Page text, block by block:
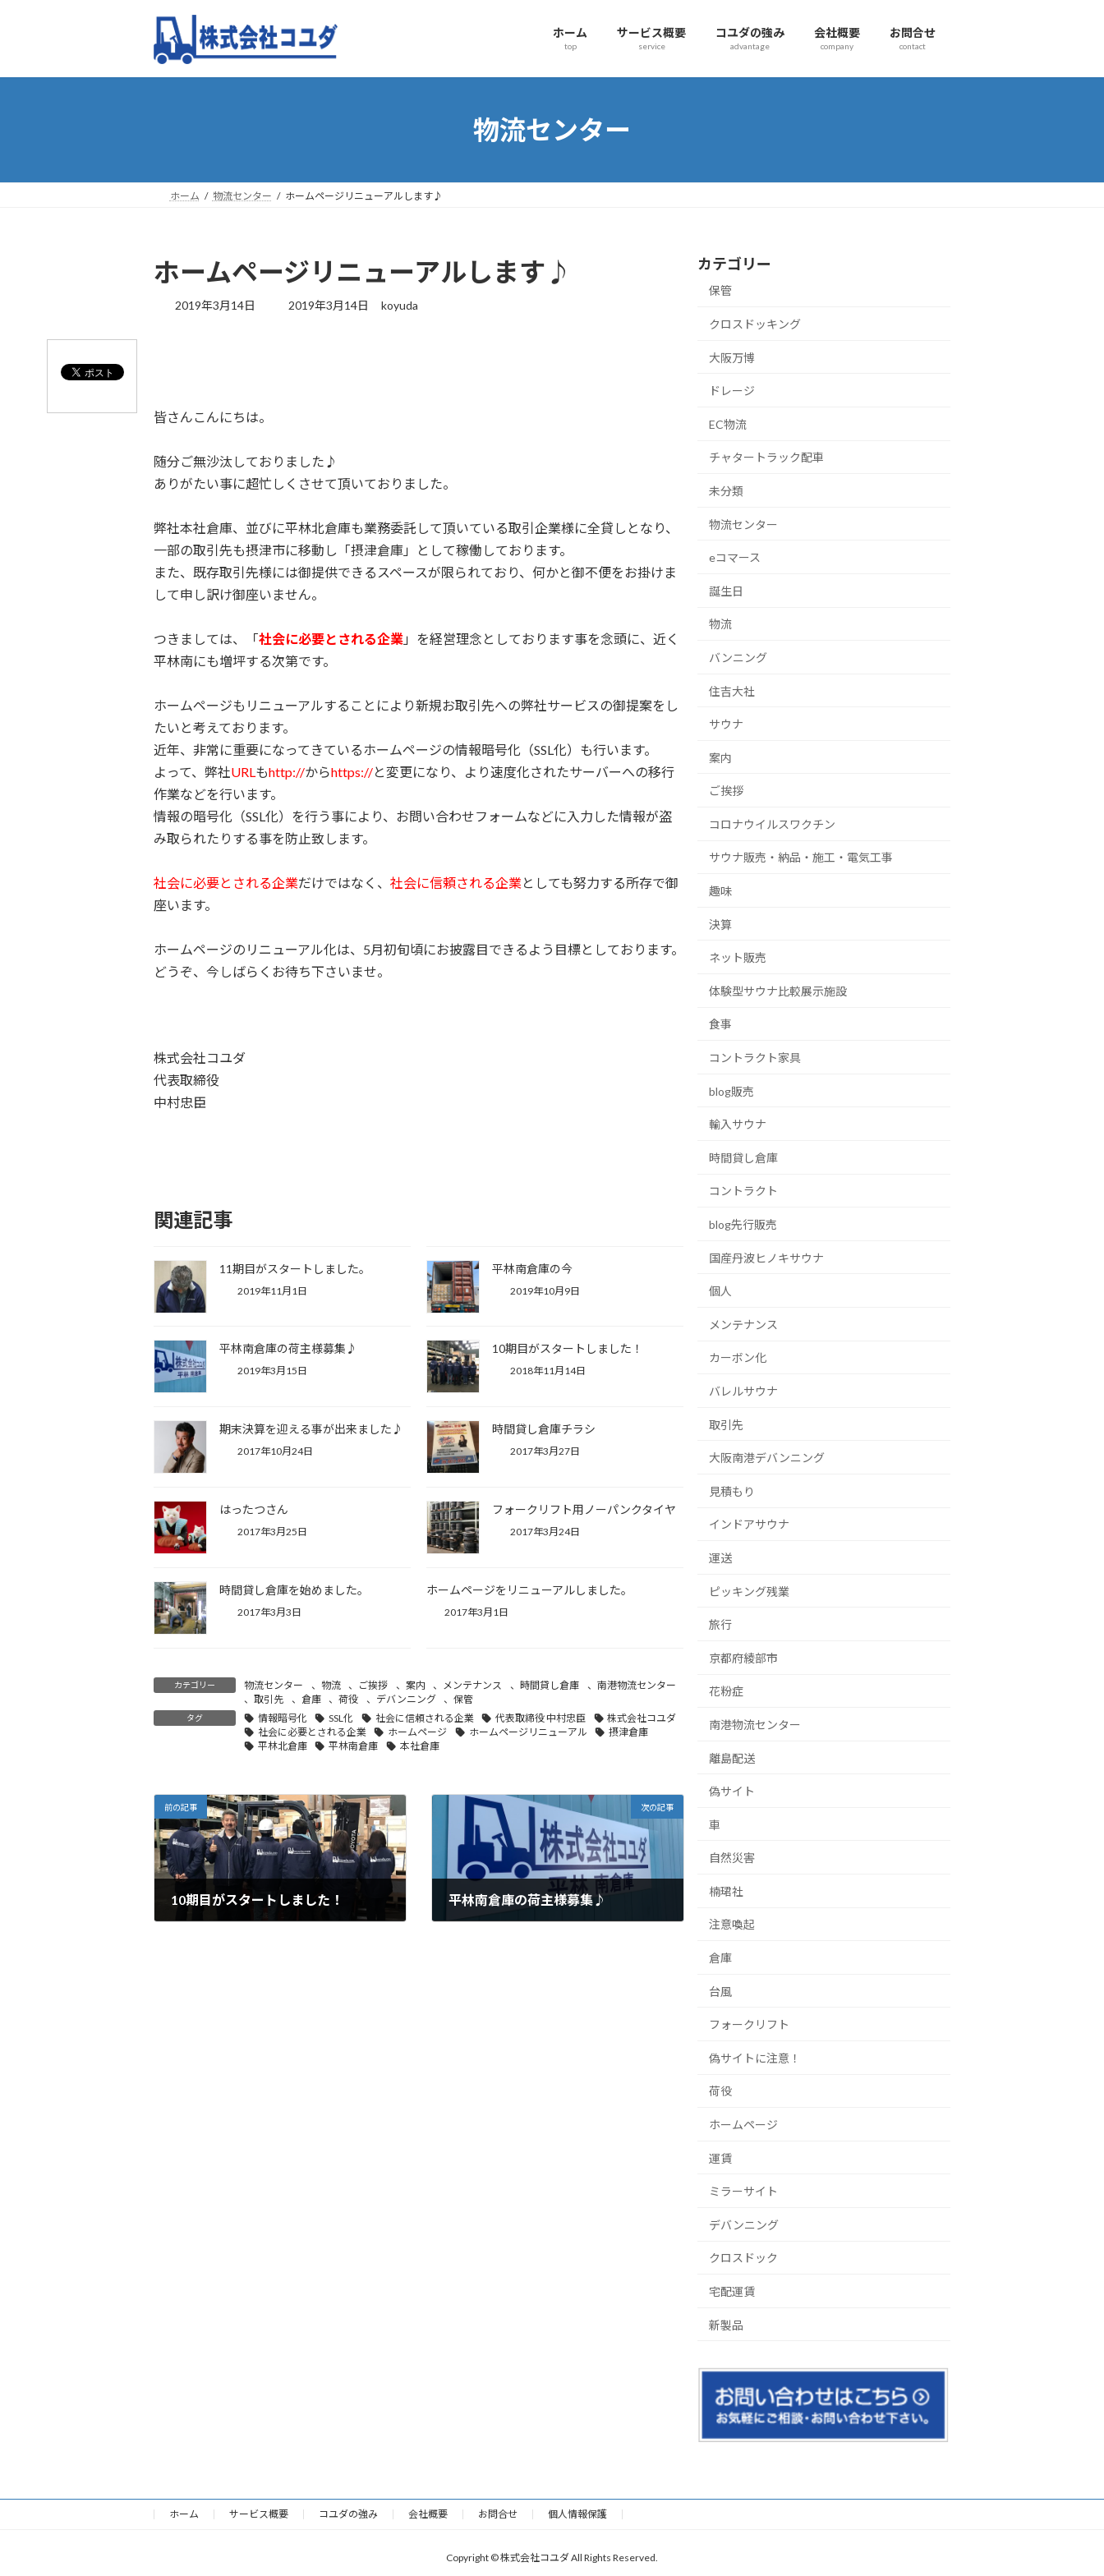
プ
動
ホーム
top
サービス概要
service
コユダの強み
advantage
会社概要
company
お問合せ
contact
物流センター
ホーム 物流センター ホームページリニューアルします♪
ホームページリニューアルします♪
2019年3月14日
最
2019年3月14日 koyuda
皆さんこんにちは。
随分ご無沙汰しておりました♪
ありがたい事に超忙しくさせて頂いておりました。
弊社本社倉庫、並びに平林北倉庫も業務委託して頂いている取引企業様に全貸しとなり、
一部の取引先も摂津市に移動し「摂津倉庫」として稼働しております。
また、既存取引先様には御提供できるスペースが限られており、何かと御不便をお掛けま
して申し訳け御座いません。
つきましては、「社会に必要とされる企業 」を経営理念としております事を念頭に、近く
平林南にも増坪する次第です。
ホームページもリニューアルすることにより新規お取引先への弊社サービスの御提案をし
たいと考えております。
近年、非常に重要になってきているホームページの情報暗号化（SSL化）も行います。
よって、弊社URL もhttp://からhttps://と変更になり、より速度化されたサーバーへの移行
作業などを行います。
情報の暗号化（SSL化）を行う事により、お問い合わせフォームなどに入力した情報が盗
み取られたりする事を防止致します。
社会に必要とされる企業だけではなく、 社会に信頼される企業 としても努力する所存で御
座います。
ホームページのリニューアル化は、5月初旬頃にお披露目できるよう目標としております。
どうぞ、今しばらくお待ち下さいませ。
株式会社コユダ
代表取締役
中村忠臣
関連記事
11期目がスタートしました。
2019年11月1日
平林南倉庫の今
2019年10月9日
平林南倉庫の荷主様募集♪
2019年3月15日
10期目がスタートしました！
2018年11月14日
期末決算を迎える事が出来ました♪
2017年10月24日
時間貸し倉庫チラシ
2017年3月27日
はったつさん
2017年3月25日
フォークリフト用ノーパンクタイヤ
2017年3月24日
時間貸し倉庫を始めました。
2017年3月3日
ホームページをリニューアルしました。
2017年3月1日
カテゴリー 物流センター 、 物流 、 ご挨拶 、 案内 、 メンテナンス 、 時間貸し倉庫 、 南港物流センター
、 取引先 、 倉庫 、荷役 、 デバンニング 、保管
タグ 情報暗号化 SSL化 社会に信頼される企業 代表取締役 中村忠臣
株式会社コユダ
社会に必要とされる企業
ホームページ ホームページリニューアル
摂津倉庫
平林北倉庫
平林南倉庫 本社倉庫
前の記事
10期目がスタートしました！
次の記事
平林南倉庫の荷主様募集♪
カテゴリー
保管
クロスドッキング
大阪万博
ドレージ
EC物流
チャタートラック配車
未分類
物流センター
eコマース
誕生日
物流
バンニング
住吉大社
サウナ
案内
ご挨拶
コロナウイルスワクチン
サウナ販売・納品・施工・電気工事
趣味
決算
ネット販売
体験型サウナ比較展示施設
食事
コントラクト家具
blog販売
輸入サウナ
時間貸し倉庫
コントラクト
blog先行販売
国産丹波ヒノキサウナ
個人
メンテナンス
カーボン化
バレルサウナ
取引先
大阪南港デバンニング
見積もり
インドアサウナ
運送
ピッキング残業
旅行
京都府綾部市
花粉症
南港物流センター
離島配送
偽サイト
車
自然災害
楠珺社
注意喚起
倉庫
台風
フォークリフト
偽サイトに注意！
荷役
ホームページ
運賃
ミラーサイト
デバンニング
クロスドック
宅配運賃
新製品
ホーム サービス概要 コユダの強み 会社概要 お問合せ 個人情報保護
Copyright © 株式会社コユダ All Rights Reserved.